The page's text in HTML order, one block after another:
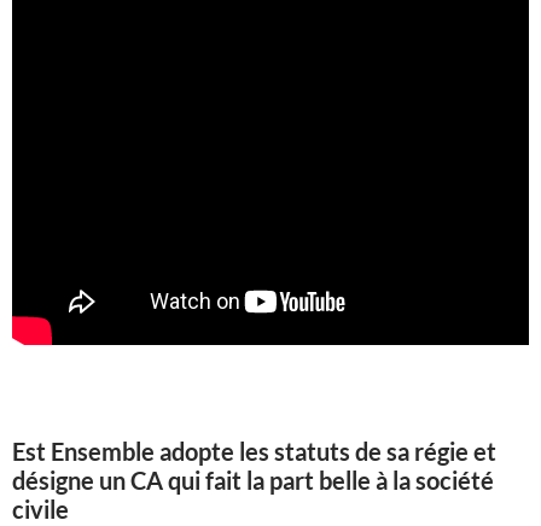
Est Ensemble adopte les statuts de sa régie et
désigne un CA qui fait la part belle à la société
civile